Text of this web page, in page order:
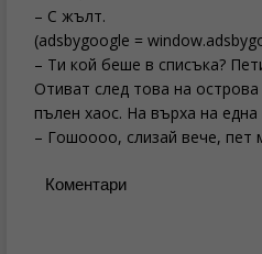
– С жълт.
(adsbygoogle =
– Ти кой беше в списъка?
Отиват след това на
пълен хаос. На върха на
– Гошоооо, слизай вече, пет
Коментари